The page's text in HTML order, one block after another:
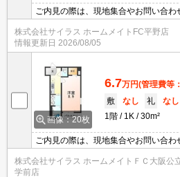
ご内見の際は、現地集合やお問い合わ
です♪初期費用のご予算が心配な方は
能ですのでご安心してお部屋探し頂け
株式会社サイラス ホームメイトFC平野店
情報更新日 2026/08/05
画像：20枚
6.7万円(管理費等
敷
なし 礼
なし
1階
1K 30m²
ご内見の際は、現地集合やお問い合わ
です♪初期費用のご予算が心配な方は
能ですのでご安心してお部屋探し頂け
株式会社サイラス ホームメイトＦＣ大阪公
学前店